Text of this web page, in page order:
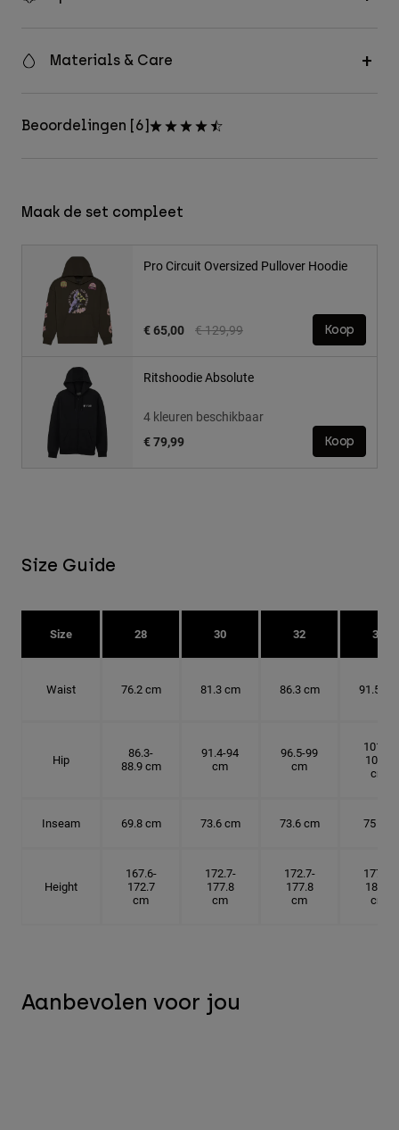
Materials & Care
Beoordelingen [6]
Maak de set compleet
Pro Circuit Oversized Pullover Hoodie
Price reduced from
€ 129,99to
€ 65,00 Koop
Ritshoodie Absolute
4 kleuren beschikbaar
€ 79,99
Koop
Size Guide
Size 28 30 32 34
Waist 76.2 cm 81.3 cm 86.3 cm 91.5 cm
Hip
86.3-
88.9 cm
91.4-94
cm
96.5-99
cm
101.6-
104.1
cm
Inseam 69.8 cm 73.6 cm 73.6 cm 75 cm
Height
167.6-
172.7
cm
172.7-
177.8
cm
172.7-
177.8
cm
177.8-
182.9
cm
Aanbevolen voor jou